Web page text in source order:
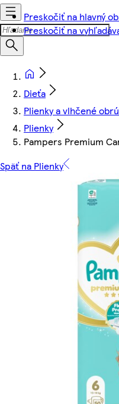
Preskočiť na hlavný
Preskočiť na
Dieťa
Plienky a vlhčené
Plienky
Pampers Premium
Späť na Plienky